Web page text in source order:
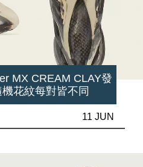
MX CREAM CLAY發
花紋每對皆不同
11 JUN